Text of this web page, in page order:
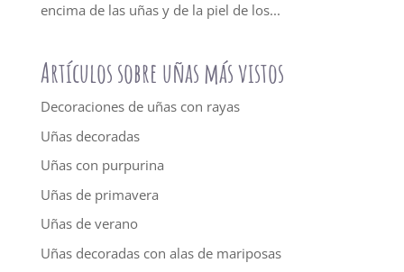
encima de las uñas y de la piel de los...
Artículos sobre uñas más vistos
Decoraciones de uñas con rayas
Uñas decoradas
Uñas con purpurina
Uñas de primavera
Uñas de verano
Uñas decoradas con alas de mariposas